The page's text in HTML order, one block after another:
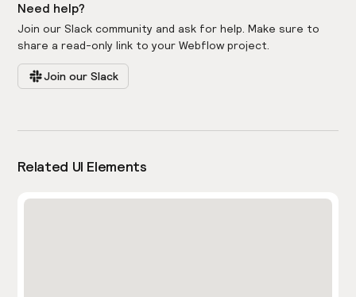
Need help?
Join our Slack community and ask for help. Make sure to
share a read-only link to your Webflow project.
Join our Slack
Related UI Elements